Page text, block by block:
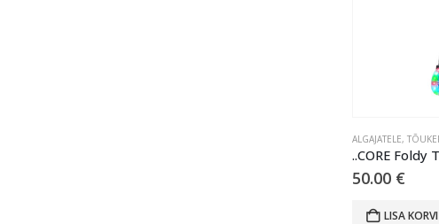
ALGAJATELE,
..CORE Foldy
50.00 €
LISA KORVI